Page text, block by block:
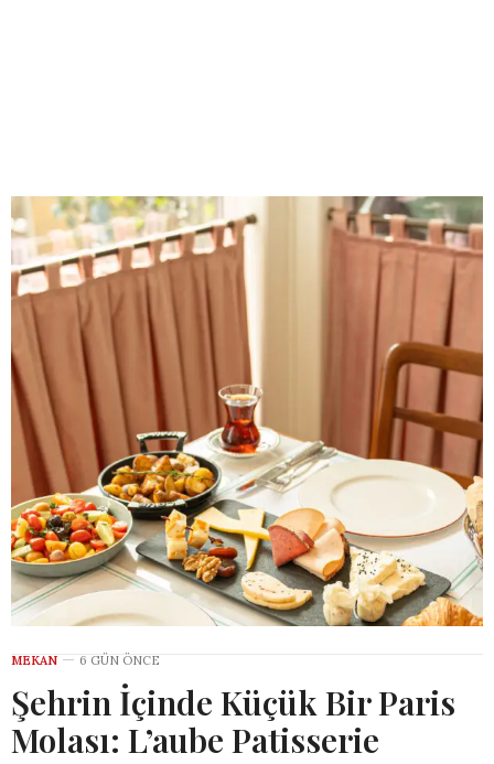
MEKAN 6 GÜN ÖNCE
Şehrin İçinde Küçük Bir Paris
Molası: L’aube Patisserie